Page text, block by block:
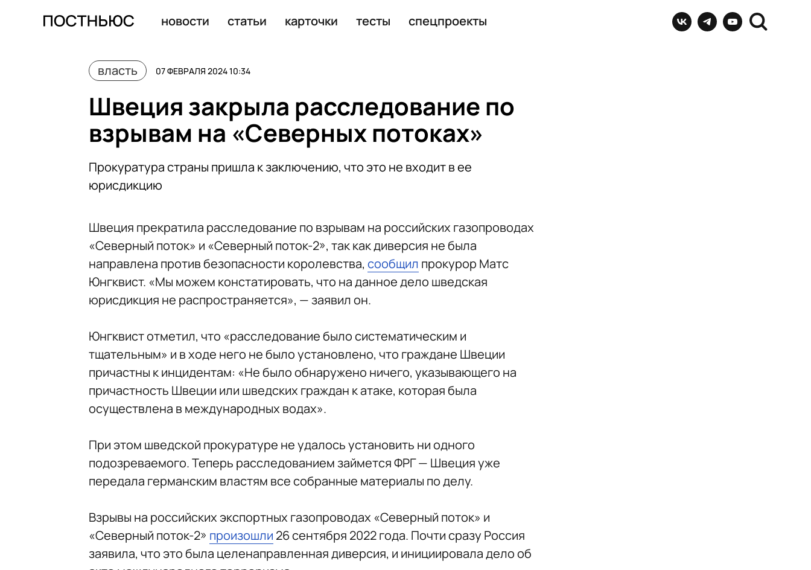
новости статьи карточки тесты спецпроекты
власть 07 ФЕВРАЛЯ 2024 10:34
Швеция закрыла расследование по
взрывам на «Северных потоках»
Прокуратура страны пришла к заключению, что это не входит в ее
юрисдикцию
Швеция прекратила расследование по взрывам на российских газопроводах
«Северный поток» и «Северный поток-2», так как диверсия не была
направлена против безопасности королевства, сообщил прокурор Матс
Юнгквист. «Мы можем констатировать, что на данное дело шведская
юрисдикция не распространяется», — заявил он.
Юнгквист отметил, что «расследование было систематическим и
тщательным» и в ходе него не было установлено, что граждане Швеции
причастны к инцидентам: «Не было обнаружено ничего, указывающего на
причастность Швеции или шведских граждан к атаке, которая была
осуществлена в международных водах».
При этом шведской прокуратуре не удалось установить ни одного
подозреваемого. Теперь расследованием займется ФРГ — Швеция уже
передала германским властям все собранные материалы по делу.
Взрывы на российских экспортных газопроводах «Северный поток» и
«Северный поток-2» произошли 26 сентября 2022 года. Почти сразу Россия
заявила, что это была целенаправленная диверсия, и инициировала дело об